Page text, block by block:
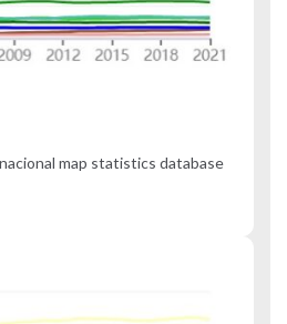
map statistics database